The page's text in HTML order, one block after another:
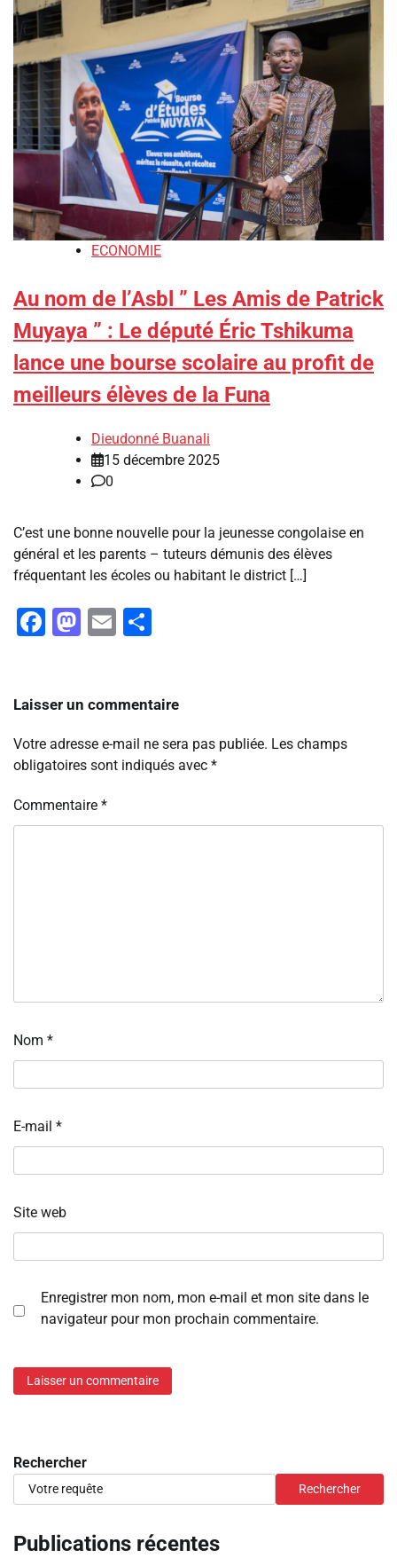
ECONOMIE
Au nom de l’Asbl ” Les Amis de Patrick
Muyaya ” : Le député Éric Tshikuma
lance une bourse scolaire au profit de
meilleurs élèves de la Funa
Dieudonné Buanali
15 décembre 2025
0
C’est une bonne nouvelle pour la jeunesse congolaise en
général et les parents – tuteurs démunis des élèves
fréquentant les écoles ou habitant le district […]
Facebook
Mastodon
Email
Laisser un commentaire
Votre adresse e-mail ne sera pas publiée. Les champs
obligatoires sont indiqués avec *
Commentaire *
Nom *
E-mail *
Site web
Enregistrer mon nom, mon e-mail et mon site dans le
navigateur pour mon prochain commentaire.
Rechercher
Rechercher
Publications récentes